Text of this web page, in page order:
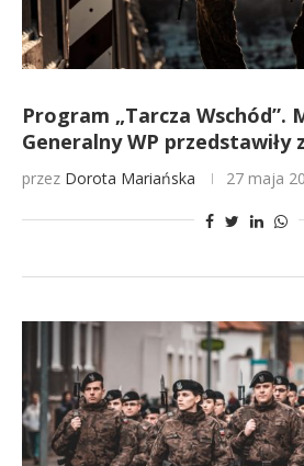
Program „Tarcza Wschód”.
Generalny WP przedstawiły
przez Dorota Mariańska 27 maja